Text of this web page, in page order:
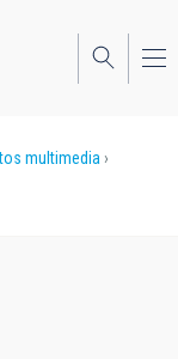
multimedia